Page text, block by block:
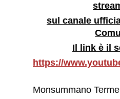
sul canale
Il link è il
https://
Monsummano